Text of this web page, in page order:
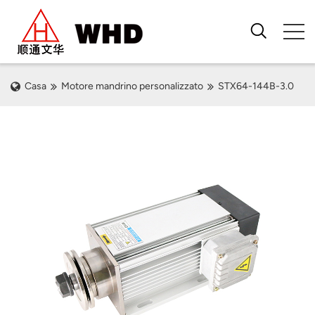
Casa Motore mandrino personalizzato STX64-144B-3.0